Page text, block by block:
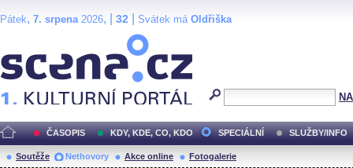
Pátek, 7. srpena2026, | 32 Svátek má Oldřiška
ČASOPIS KDY, KDE, CO, KDO SPECIÁLNÍ SLUŽBY/INFO
Soutěže Nethovory Akce online Fotogalerie